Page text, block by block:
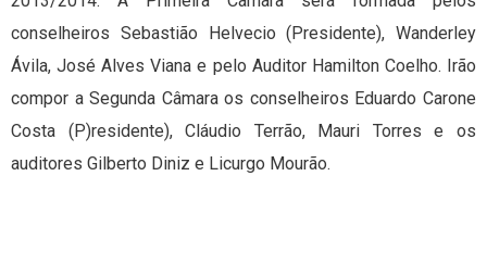
conselheiros Sebastião Helvecio (Presidente), Wanderley
Ávila, José Alves Viana e pelo Auditor Hamilton Coelho. Irão
compor a Segunda Câmara os conselheiros Eduardo Carone
Costa (P)residente), Cláudio Terrão, Mauri Torres e os
auditores Gilberto Diniz e Licurgo Mourão.